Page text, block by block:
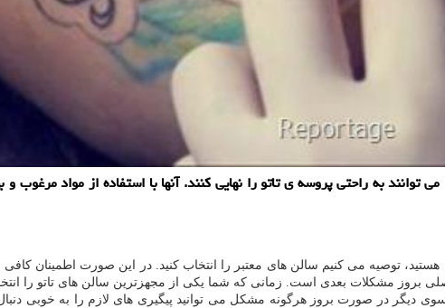
توانند به راحتی پروسه ی تاتو را نهایی کنند. آنها با استفاده از مواد
توصیه می کنیم سالن های معتبر را انتخاب کنید. در این صورت اطمینان
بروز مشکلات بعدی است. زمانی که شما یکی از مجهزترین سالن های تاتو را
دیگر در صورت بروز هرگونه مشکل می توانید پیگیری های لازم را به خوبی